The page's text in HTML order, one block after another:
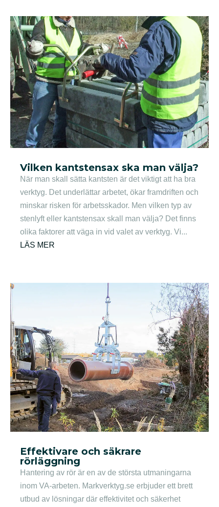
Vilken kantstensax ska man välja?
När man skall sätta kantsten är det viktigt att ha bra
verktyg. Det underlättar arbetet, ökar framdriften och
minskar risken för arbetsskador. Men vilken typ av
stenlyft eller kantstensax skall man välja? Det finns
olika faktorer att väga in vid valet av verktyg. Vi...
LÄS MER
Effektivare och säkrare
rörläggning
Hantering av rör är en av de största utmaningarna
inom VA-arbeten. Markverktyg.se erbjuder ett brett
utbud av lösningar där effektivitet och säkerhet